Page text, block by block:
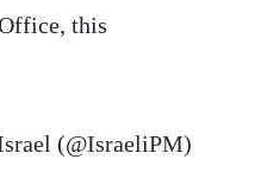
this
(@IsraeliPM)